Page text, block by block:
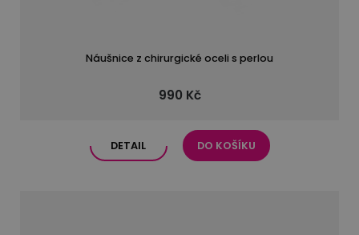
Náušnice z chirurgické oceli s perlou
990 Kč
DETAIL DO KOŠÍKU